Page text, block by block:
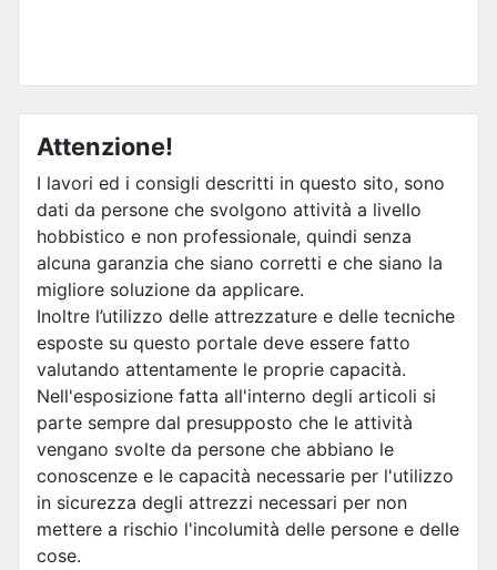
Attenzione!
I lavori ed i consigli descritti in questo sito, sono
dati da persone che svolgono attività a livello
hobbistico e non professionale, quindi senza
alcuna garanzia che siano corretti e che siano la
migliore soluzione da applicare.
Inoltre l’utilizzo delle attrezzature e delle tecniche
esposte su questo portale deve essere fatto
valutando attentamente le proprie capacità.
Nell'esposizione fatta all'interno degli articoli si
parte sempre dal presupposto che le attività
vengano svolte da persone che abbiano le
conoscenze e le capacità necessarie per l'utilizzo
in sicurezza degli attrezzi necessari per non
mettere a rischio l'incolumità delle persone e delle
cose.